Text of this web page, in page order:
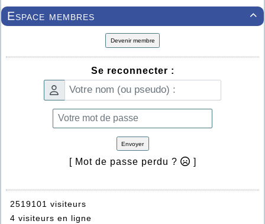

Espace membres
Devenir membre
Se reconnecter :
Envoyer
[ Mot de passe perdu ? ]
2519101 visiteurs
4 visiteurs en ligne